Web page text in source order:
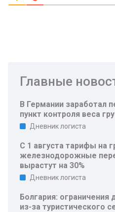
Главные
В Германии заработал
пункт контроля веса
Дневник логиста
С 1 августа тарифы на
железнодорожные
вырастут на 30%
Дневник логиста
Болгария: ограничения
из-за туристического